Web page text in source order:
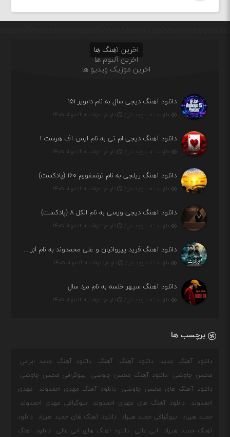
اخرین آهنگ ها
اخرین آلبوم ها
اخرین موزیک ویدیو ها
دانلود آهنگ دیجی سال به نام دابویز ۱۵۱
بازدید : ۰ بازدید بار / تاریخ : دوشنبه ۱۲ مرداد ۱۴۰۵
دانلود آهنگ دیجی ام تی به نام ایس آف هرست ۱
بازدید : ۰ بازدید بار / تاریخ : دوشنبه ۱۲ مرداد ۱۴۰۵
دانلود آهنگ ریلجی به نام ترنسفورم ۱۶۰ (پادکست)
بازدید : ۰ بازدید بار / تاریخ : دوشنبه ۱۲ مرداد ۱۴۰۵
دانلود آهنگ دیجی ورسی به نام الکل ۸ (پادکست)
بازدید : ۰ بازدید بار / تاریخ : دوشنبه ۱۲ مرداد ۱۴۰۵
دانلود آهنگ فرید پیروانیان و علی محمدوند به نام اَبَر قدرت
بازدید : ۱ بازدید بار / تاریخ : دوشنبه ۱۲ مرداد ۱۴۰۵
دانلود آهنگ سپهر خلسه به نام مرد سال
بازدید : ۰ بازدید بار / تاریخ : دوشنبه ۱۲ مرداد ۱۴۰۵
برچسب ها
دانلود آهنگ جدید دانلود آهنگ آهنگ
دانلود آهنگ جدید ایرانی
محسن چاوشی
دانلود آهنگ محسن چاوشی
بیوگرافی محسن چاوشی
دانلود آهنگ های محسن چاوشی
دانلود آهنگ مهدی احمدوند
مهدی
احمدوند
دانلود آهنگ های مهدی احمدوند
بیوگرافی مهدی احمدوند
حمید هیراد
بیوگرافی حمید هیراد دانلود آهنگ های حمید هیراد
دانلود
آهنگ حمید هیراد
ابی عالی دانلود آهنگ های ابی عالی دانلود آهنگ